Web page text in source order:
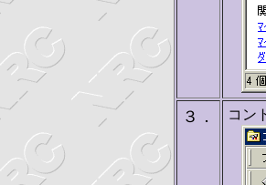
３． コン